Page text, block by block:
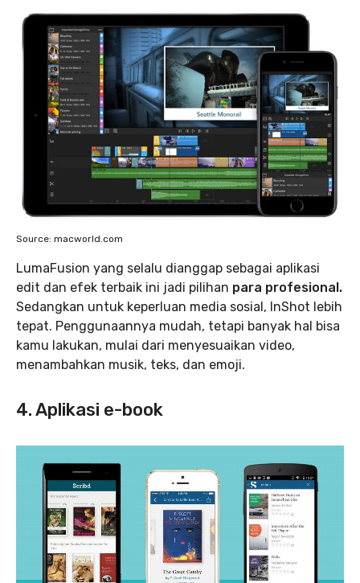
Source: macworld.com
LumaFusion yang selalu dianggap sebagai aplikasi
edit dan efek terbaik ini jadi pilihan para profesional.
Sedangkan untuk keperluan media sosial, InShot lebih
tepat. Penggunaannya mudah, tetapi banyak hal bisa
kamu lakukan, mulai dari menyesuaikan video,
menambahkan musik, teks, dan emoji.
4. Aplikasi e-book